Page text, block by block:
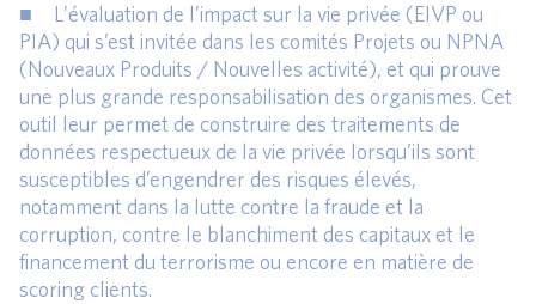
■ L’évaluation de l’impact sur la vie privée (EIVP ou
PIA) qui s’est invitée dans les comités Projets ou NPNA
(Nouveaux Produits / Nouvelles activité), et qui prouve
une plus grande responsabilisation des organismes. Cet
outil leur permet de construire des traitements de
données respectueux de la vie privée lorsqu’ils sont
susceptibles d’engendrer des risques élevés,
notamment dans la lutte contre la fraude et la
corruption, contre le blanchiment des capitaux et le
financement du terrorisme ou encore en matière de
scoring clients.